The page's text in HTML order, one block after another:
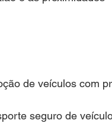
de veículos com
seguro de